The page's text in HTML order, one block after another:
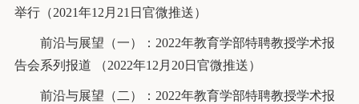
举行（2021年12月21日官微推送）
前沿与展望（一）：2022年教育学部特聘教授学术报
告会系列报道 （2022年12月20日官微推送）
前沿与展望（二）：2022年教育学部特聘教授学术报